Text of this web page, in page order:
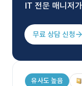
IT 전문 매니저
무료 상담 신청
유사도 높음